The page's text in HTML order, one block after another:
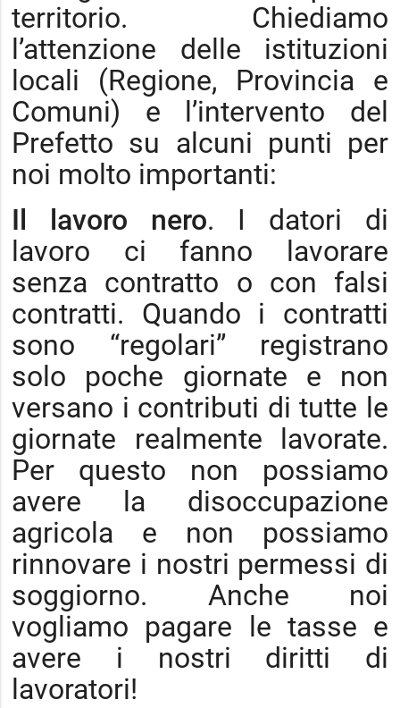
territorio. Chiediamo
l’attenzione delle istituzioni
locali (Regione, Provincia e
Comuni) e l’intervento del
Prefetto su alcuni punti per
noi molto importanti:
Il lavoro nero. I datori di
lavoro ci fanno lavorare
senza contratto o con falsi
contratti. Quando i contratti
sono “regolari” registrano
solo poche giornate e non
versano i contributi di tutte le
giornate realmente lavorate.
Per questo non possiamo
avere la disoccupazione
agricola e non possiamo
rinnovare i nostri permessi di
soggiorno. Anche noi
vogliamo pagare le tasse e
avere i nostri diritti di
lavoratori!